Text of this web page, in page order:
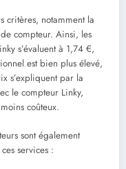
critères, notamment la
compteur. Ainsi, les
s’évaluent à 1,74 €,
est bien plus élevé,
s’expliquent par la
le compteur Linky,
coûteux.
sont également
services :